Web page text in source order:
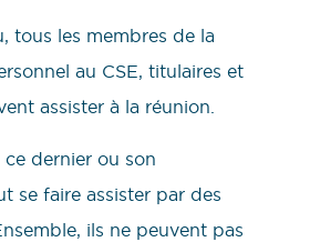
tous les membres de la
au CSE, titulaires et
assister à la réunion.
dernier ou son
se faire assister par des
ils ne peuvent pas